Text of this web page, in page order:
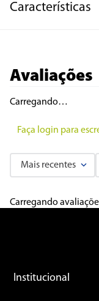
Características
Avaliações
Carregando…
Faça login para
Mais recentes
Carregando
Institucional